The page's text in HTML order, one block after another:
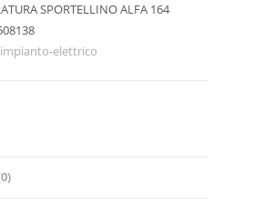
SPORTELLINO ALFA 164
impianto-elettrico